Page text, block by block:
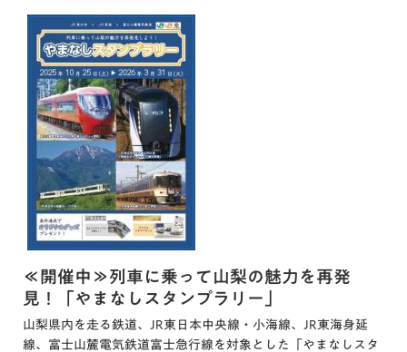
≪開催中≫列車に乗って山梨の魅力を再発
見！「やまなしスタンプラリー」
山梨県内を走る鉄道、JR東日本中央線・小海線、JR東海身延
線、富士山麓電気鉄道富士急行線を対象とした「やまなしスタ